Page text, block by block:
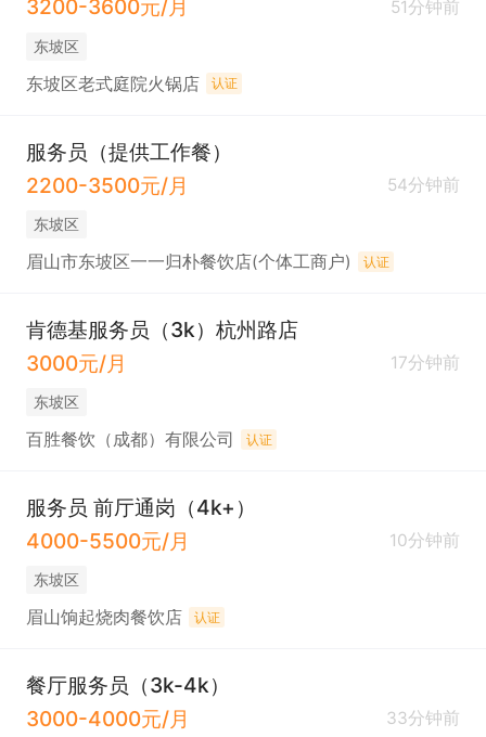
3200-3600元/月
51分钟前
东坡区
东坡区老式庭院火锅店 认证
服务员（提供工作餐）
2200-3500元/月
54分钟前
东坡区
眉山市东坡区一一归朴餐饮店(个体工商户) 认证
肯德基服务员（3k）杭州路店
3000元/月
17分钟前
东坡区
百胜餐饮（成都）有限公司 认证
服务员 前厅通岗（4k+）
4000-5500元/月
10分钟前
东坡区
眉山饷起烧肉餐饮店 认证
餐厅服务员（3k-4k）
3000-4000元/月
33分钟前